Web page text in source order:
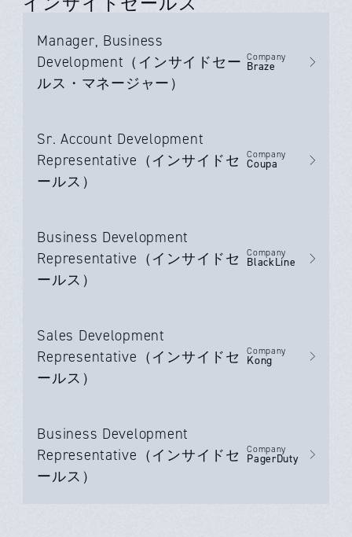
Manager, Business
Development（インサイドセー
ルス・マネージャー）
Company
Braze
Sr. Account Development
Representative（インサイドセ
ールス）
Company
Coupa
Business Development
Representative（インサイドセ
ールス）
Company
BlackLine
Sales Development
Representative（インサイドセ
ールス）
Company
Kong
Business Development
Representative（インサイドセ
ールス）
Company
PagerDuty